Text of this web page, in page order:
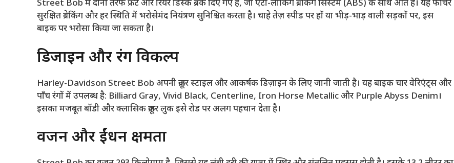
Street Bob में दोनों तरफ फ्रंट और रियर डिस्क ब्रेक दिए गए हैं, जो एंटी-लॉकिंग ब्रेकिंग सिस्टम (ABS) के साथ आते हैं। यह फीचर
सुरक्षित ब्रेकिंग और हर स्थिति में भरोसेमंद नियंत्रण सुनिश्चित करता है। चाहे तेज़ स्पीड पर हों या भीड़-भाड़ वाली सड़कों पर, इस
बाइक पर भरोसा किया जा सकता है।
डिजाइन और रंग विकल्प
Harley-Davidson Street Bob अपनी क्रूजर स्टाइल और आकर्षक डिज़ाइन के लिए जानी जाती है। यह बाइक चार वेरिएंट्स और
पाँच रंगों में उपलब्ध है: Billiard Gray, Vivid Black, Centerline, Iron Horse Metallic और Purple Abyss Denim।
इसका मजबूत बॉडी और क्लासिक क्रूजर लुक इसे रोड पर अलग पहचान देता है।
वजन और ईंधन क्षमता